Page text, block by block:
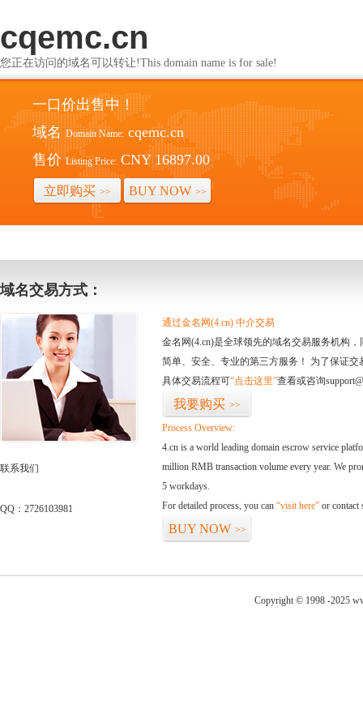
cqemc.cn
您正在访问的域名可以转让!This domain name is for sale!
一口价出售中！
域名 Domain Name: cqemc.cn
售价 Listing Price: CNY 16897.00
立即购买 >> BUY NOW >>
域名交易方式：
联系我们
QQ：2726103981
通过金名网(4.cn) 中介交易
金名网(4.cn)是全球领先的域名交易服务机构
简单、安全、专业的第三方服务！ 为了保证
具体交易流程可“点击这里”查看或咨询
我要购买 >>
Process Overview:
4.cn is a world leading domain escrow service
million RMB transaction volume every year. We
5 workdays.
For detailed process, you can “visit here” or contact
BUY NOW >>
Copyright © 1998 -2025